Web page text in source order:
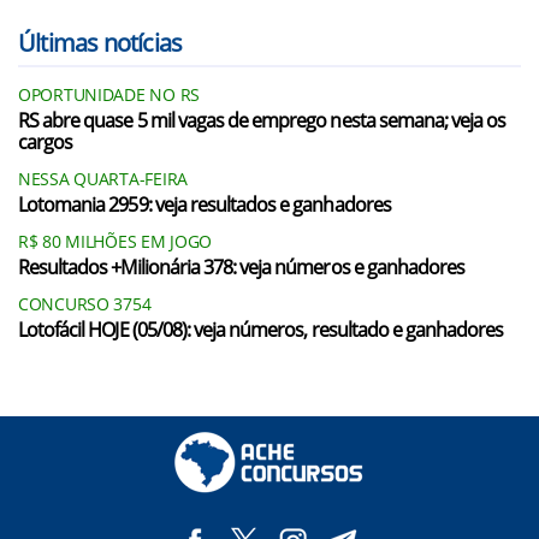
Últimas notícias
OPORTUNIDADE NO RS
RS abre quase 5 mil vagas de emprego nesta semana; veja os
cargos
NESSA QUARTA-FEIRA
Lotomania 2959: veja resultados e ganhadores
R$ 80 MILHÕES EM JOGO
Resultados +Milionária 378: veja números e ganhadores
CONCURSO 3754
Lotofácil HOJE (05/08): veja números, resultado e ganhadores